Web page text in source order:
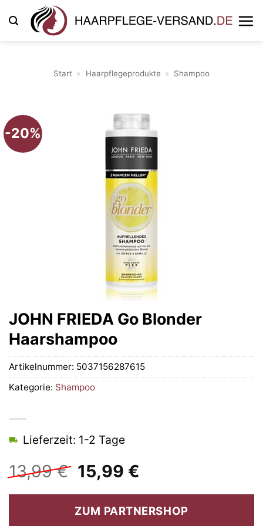
Inhalt
Start » Haarpflegeprodukte » Shampoo
-20%
JOHN FRIEDA Go Blonder
Haarshampoo
13,99€ Ursprünglicher
Preis
war:
13,99 €
15,99 €
ist:
15,99 €.
Lieferzeit: 1-2 Tage
ZUM PARTNERSHOP
Artikelnummer: 5037156287615
Kategorie: Shampoo